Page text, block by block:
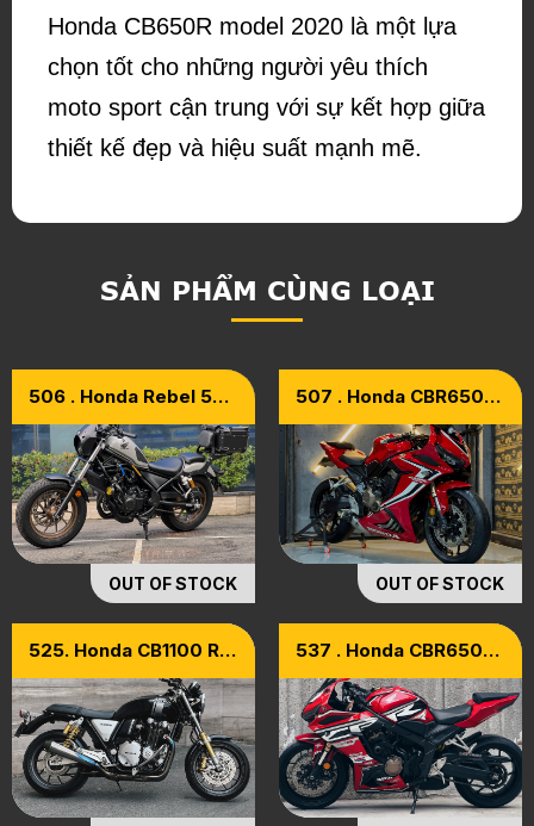
Honda CB650R model 2020 là một lựa
chọn tốt cho những người yêu thích
moto sport cận trung với sự kết hợp giữa
thiết kế đẹp và hiệu suất mạnh mẽ.
SẢN PHẨM CÙNG LOẠI
506 . Honda Rebel 500
OUT OF STOCK
507 . Honda CBR650R
OUT OF STOCK
525. Honda CB1100 RS
537 . Honda CBR650R